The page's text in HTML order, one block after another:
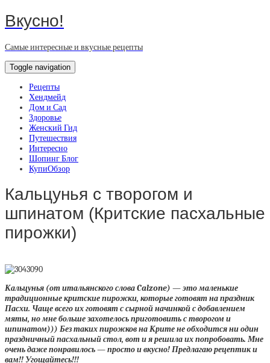
Вкусно!
Самые интересные и вкусные рецепты
Toggle navigation
Рецепты
Хендмейд
Дом и Сад
Здоровье
Женский Гид
Путешествия
Интересно
Шопинг Блог
КупиОбзор
Кальцунья с творогом и
шпинатом (Критские пасхальные
пирожки)
Кальцунья (от итальянского слова Calzone) — это маленькие
традиционные критские пирожки, которые готовят на праздник
Пасхи. Чаще всего их готовят с сырной начинкой с добавлением
мяты, но мне больше захотелось приготовить с творогом и
шпинатом))) Без таких пирожков на Крите не обходится ни один
праздничный пасхальный стол, вот и я решила их попробовать. Мне
очень даже понравилось — просто и вкусно! Предлагаю рецептик и
вам!! Угощайтесь!!!